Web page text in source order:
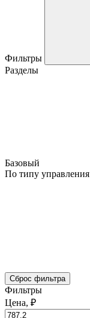
Фильтры
Разделы
Базовый
По типу управления
Сброс фильтра
Фильтры
Цена, ₽